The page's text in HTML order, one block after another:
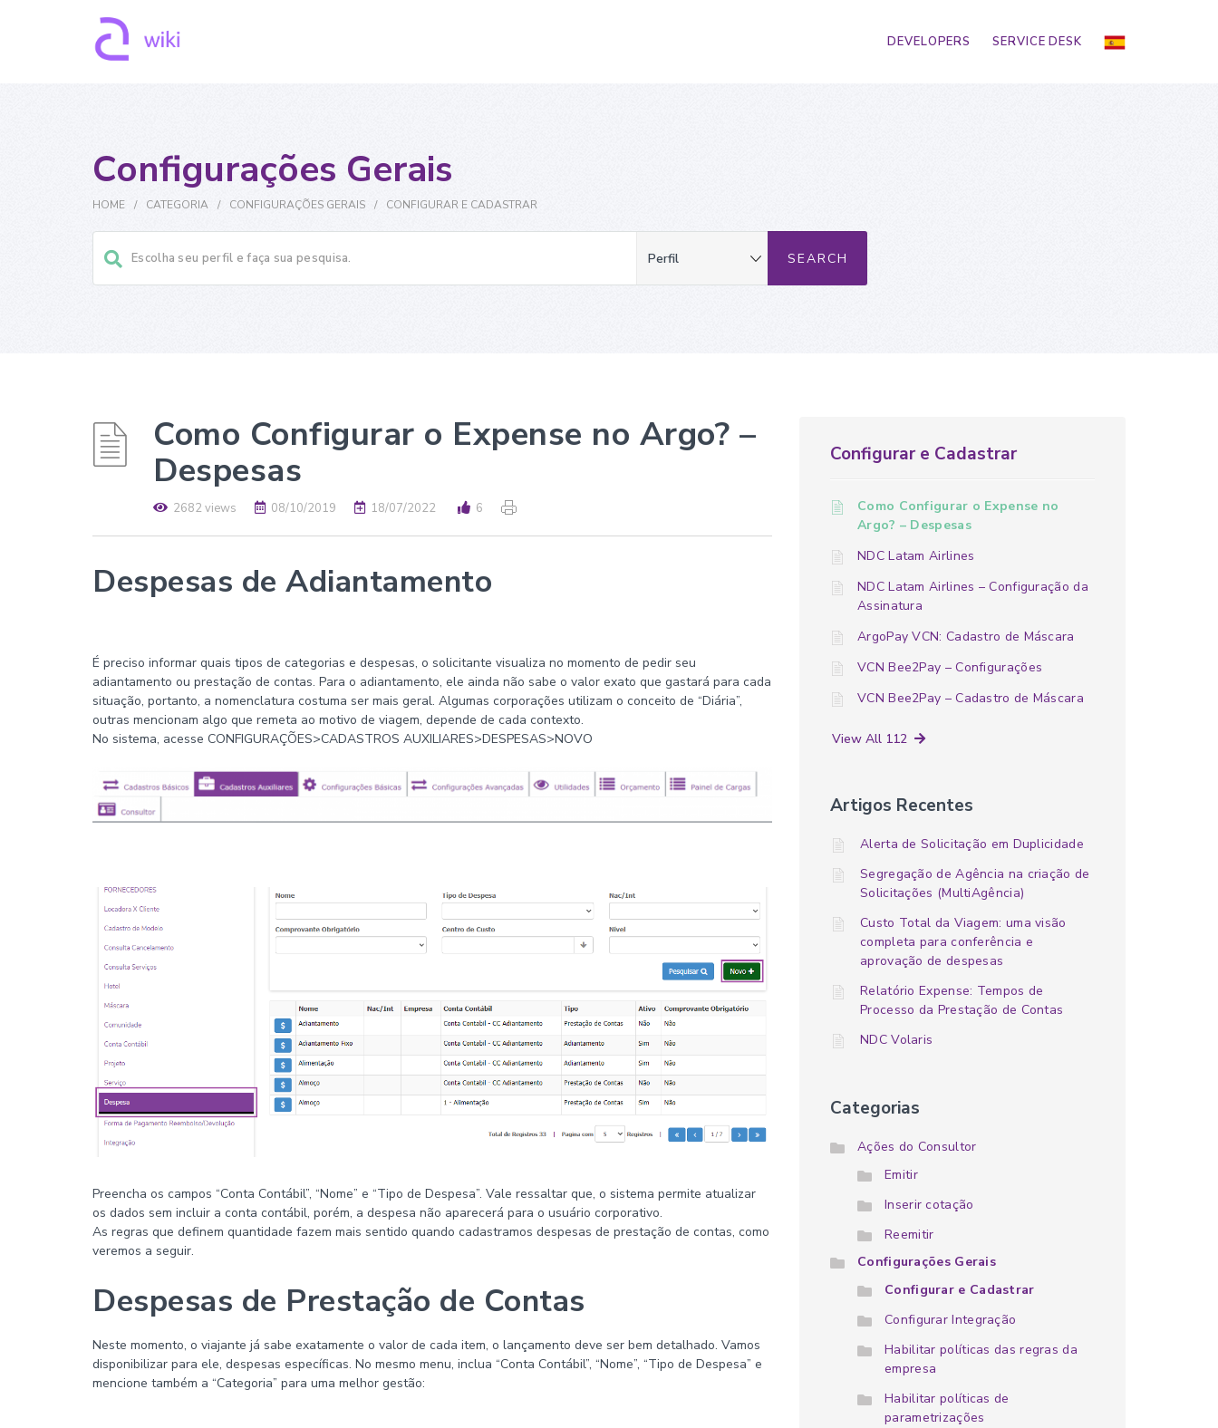
DEVELOPERS SERVICE DESK
Configurações Gerais
HOME / CATEGORIA / CONFIGURAÇÕES GERAIS / CONFIGURAR E CADASTRAR
Como Configurar o Expense no Argo? –
Despesas
2682 views 08/10/2019 18/07/2022 6
Despesas de Adiantamento
É preciso informar quais tipos de categorias e despesas, o solicitante visualiza no momento de pedir seu
adiantamento ou prestação de contas. Para o adiantamento, ele ainda não sabe o valor exato que gastará para cada
situação, portanto, a nomenclatura costuma ser mais geral. Algumas corporações utilizam o conceito de “Diária”,
outras mencionam algo que remeta ao motivo de viagem, depende de cada contexto.
No sistema, acesse CONFIGURAÇÕES>CADASTROS AUXILIARES>DESPESAS>NOVO
Preencha os campos “Conta Contábil”, “Nome” e “Tipo de Despesa”. Vale ressaltar que, o sistema permite atualizar
os dados sem incluir a conta contábil, porém, a despesa não aparecerá para o usuário corporativo.
As regras que definem quantidade fazem mais sentido quando cadastramos despesas de prestação de contas, como
veremos a seguir.
Despesas de Prestação de Contas
Neste momento, o viajante já sabe exatamente o valor de cada item, o lançamento deve ser bem detalhado. Vamos
disponibilizar para ele, despesas específicas. No mesmo menu, inclua “Conta Contábil”, “Nome”, “Tipo de Despesa” e
mencione também a “Categoria” para uma melhor gestão:
Configurar e Cadastrar
Como Configurar o Expense no
Argo? – Despesas
NDC Latam Airlines
NDC Latam Airlines – Configuração da
Assinatura
ArgoPay VCN: Cadastro de Máscara
VCN Bee2Pay – Configurações
VCN Bee2Pay – Cadastro de Máscara
View All 112
Artigos Recentes
Alerta de Solicitação em Duplicidade
Segregação de Agência na criação de
Solicitações (MultiAgência)
Custo Total da Viagem: uma visão
completa para conferência e
aprovação de despesas
Relatório Expense: Tempos de
Processo da Prestação de Contas
NDC Volaris
Categorias
Ações do Consultor
Emitir
Inserir cotação
Reemitir
Configurações Gerais
Configurar e Cadastrar
Configurar Integração
Habilitar políticas das regras da
empresa
Habilitar políticas de
parametrizações